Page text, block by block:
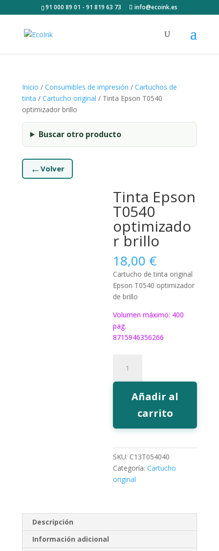
91 000 89 01 - 91 819 63 73 info@ecoink.es
Inicio / Consumibles de impresión / Cartuchos de
tinta / Cartucho original / Tinta Epson T0540
optimizador brillo
Buscar otro producto
← Volver
Tinta Epson
T0540
optimizado
r brillo
18,00 €
Cartucho de tinta original
Epson T0540 optimizador
de brillo
Volumen máximo: 400
pag.
8715946356266
Epson
T0540
optimizador
cantidad
Añadir al
carrito
SKU: C13T054040
Categoría:Cartucho
original
Descripción
Información adicional